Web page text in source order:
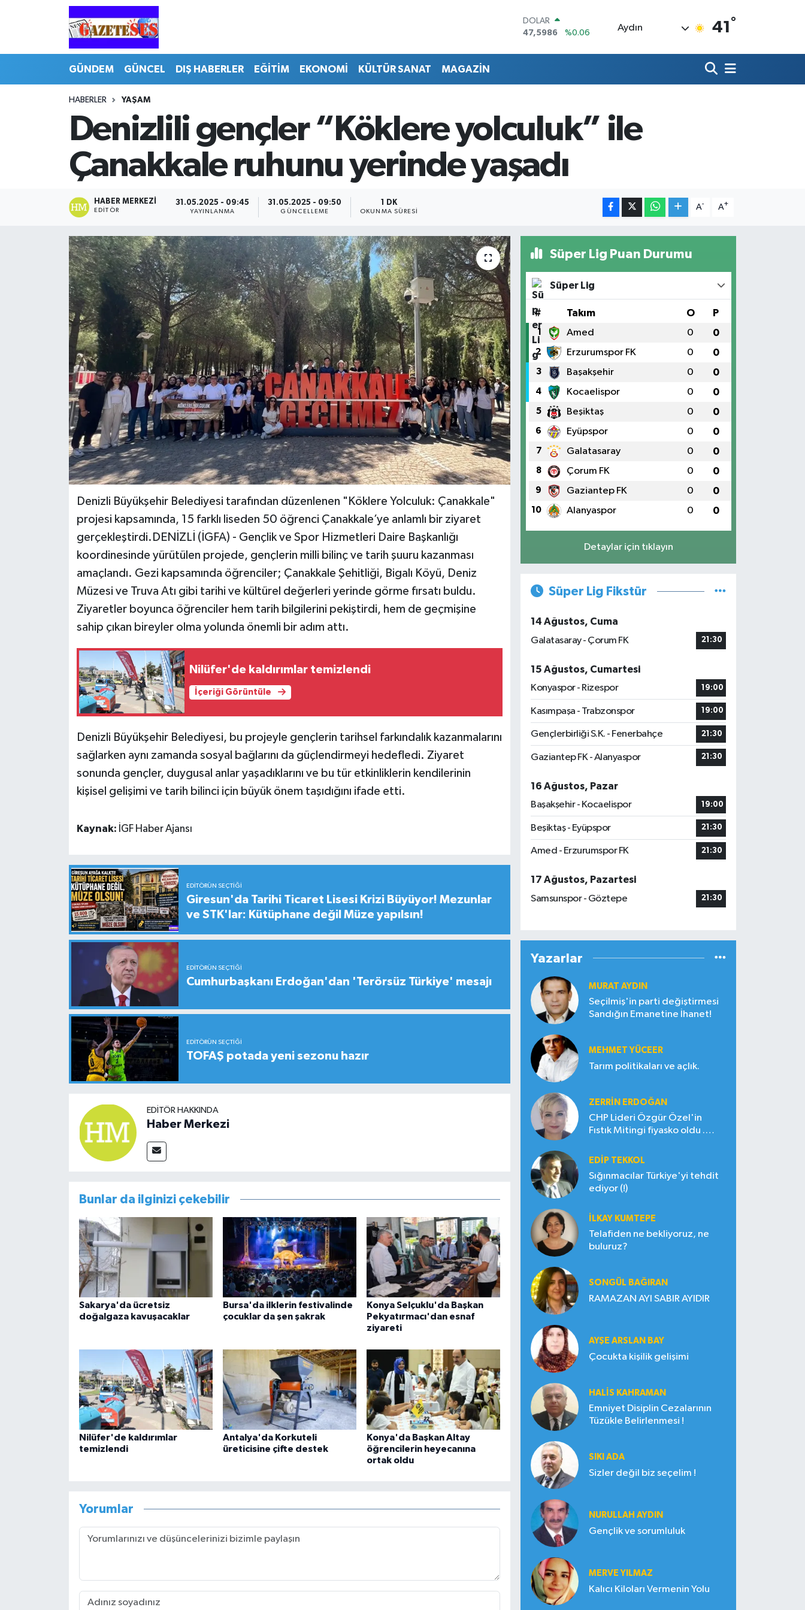
DOLAR
47,5986
%0.06
BİST100
%48
BITCOIN
64.602,05
Aydın 41 °
GÜNDEM GÜNCEL DIŞ HABERLER EĞİTİM EKONOMİ KÜLTÜR SANAT MAGAZİN
HABERLER YAŞAM
Denizlili gençler “Köklere yolculuk” ile
Çanakkale ruhunu yerinde yaşadı
HABER MERKEZI
EDITÖR
31.05.2025 - 09:45
YAYINLANMA
31.05.2025 - 09:50
GÜNCELLEME
1 DK
OKUNMA SÜRESI
A- A+
Denizli Büyükşehir Belediyesi tarafından düzenlenen "Köklere Yolculuk: Çanakkale"
projesi kapsamında, 15 farklı liseden 50 öğrenci Çanakkale’ye anlamlı bir ziyaret
gerçekleştirdi.DENİZLİ (İGFA) - Gençlik ve Spor Hizmetleri Daire Başkanlığı
koordinesinde yürütülen projede, gençlerin milli bilinç ve tarih şuuru kazanması
amaçlandı. Gezi kapsamında öğrenciler; Çanakkale Şehitliği, Bigalı Köyü, Deniz
Müzesi ve Truva Atı gibi tarihi ve kültürel değerleri yerinde görme fırsatı buldu.
Ziyaretler boyunca öğrenciler hem tarih bilgilerini pekiştirdi, hem de geçmişine
sahip çıkan bireyler olma yolunda önemli bir adım attı.
Nilüfer'de kaldırımlar temizlendi
İçeriği Görüntüle
Denizli Büyükşehir Belediyesi, bu projeyle gençlerin tarihsel farkındalık kazanmalarını
sağlarken aynı zamanda sosyal bağlarını da güçlendirmeyi hedefledi. Ziyaret
sonunda gençler, duygusal anlar yaşadıklarını ve bu tür etkinliklerin kendilerinin
kişisel gelişimi ve tarih bilinci için büyük önem taşıdığını ifade etti.
Kaynak: İGF Haber Ajansı
EDITÖRÜN SEÇTIĞI
Giresun'da Tarihi Ticaret Lisesi Krizi Büyüyor! Mezunlar
ve STK'lar: Kütüphane değil Müze yapılsın!
EDITÖRÜN SEÇTIĞI
Cumhurbaşkanı Erdoğan'dan 'Terörsüz Türkiye' mesajı
EDITÖRÜN SEÇTIĞI
TOFAŞ potada yeni sezonu hazır
EDITÖR HAKKINDA
Haber Merkezi
Bunlar da ilginizi çekebilir
Sakarya'da ücretsiz
doğalgaza kavuşacaklar
Bursa'da ilklerin festivalinde
çocuklar da şen şakrak
Konya Selçuklu'da Başkan
Pekyatırmacı'dan esnaf
ziyareti
Nilüfer'de kaldırımlar
temizlendi
Antalya'da Korkuteli
üreticisine çifte destek
Konya'da Başkan Altay
öğrencilerin heyecanına
ortak oldu
Yorumlar
Süper Lig Puan Durumu
Süper Lig
# Takım O P
1 Amed 0 0
2 Erzurumspor FK 0 0
3 Başakşehir 0 0
4 Kocaelispor 0 0
5 Beşiktaş 0 0
6 Eyüpspor 0 0
7 Galatasaray 0 0
8 Çorum FK 0 0
9 Gaziantep FK 0 0
10 Alanyaspor 0 0
Detaylar için tıklayın
Süper Lig Fikstür
14 Ağustos, Cuma
Galatasaray - Çorum FK
21:30
15 Ağustos, Cumartesi
Konyaspor - Rizespor
19:00
Kasımpaşa - Trabzonspor 19:00
Gençlerbirliği S.K. - Fenerbahçe 21:30
Gaziantep FK - Alanyaspor 21:30
16 Ağustos, Pazar
Başakşehir - Kocaelispor
19:00
Beşiktaş - Eyüpspor 21:30
Amed - Erzurumspor FK 21:30
17 Ağustos, Pazartesi
Samsunspor - Göztepe
21:30
Yazarlar
MURAT AYDIN
Seçilmiş'in parti değiştirmesi
Sandığın Emanetine İhanet!
MEHMET YÜCEER
Tarım politikaları ve açlık.
ZERRIN ERDOĞAN
CHP Lideri Özgür Özel'in
Fıstık Mitingi fiyasko oldu .
EDIP TEKKOL
Sığınmacılar Türkiye'yi tehdit
ediyor (!)
İLKAY KUMTEPE
Telafiden ne bekliyoruz, ne
buluruz?
SONGÜL BAĞIRAN
RAMAZAN AYI SABIR AYIDIR
AYŞE ARSLAN BAY
Çocukta kişilik gelişimi
HALIS KAHRAMAN
Emniyet Disiplin Cezalarının
Tüzükle Belirlenmesi !
SIKI ADA
Sizler değil biz seçelim !
NURULLAH AYDIN
Gençlik ve sorumluluk
MERVE YILMAZ
Kalıcı Kiloları Vermenin Yolu